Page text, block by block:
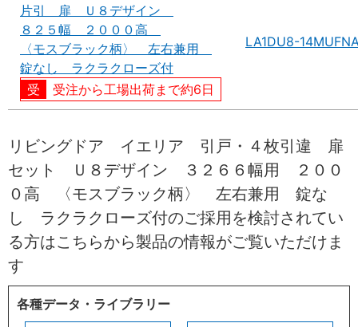
片引 扉 Ｕ８デザイン
８２５幅 ２０００高
〈モスブラック柄〉 左右兼用
錠なし ラクラクローズ付
受注から工場出荷まで約6日
LA1DU8-
リビングドア イエリア 引戸・４枚引違 扉
セット Ｕ８デザイン ３２６６幅用 ２００
０高 〈モスブラック柄〉 左右兼用 錠な
し ラクラクローズ付のご採用を検討されてい
る方はこちらから製品の情報がご覧いただけま
す
各種データ・ライブラリー